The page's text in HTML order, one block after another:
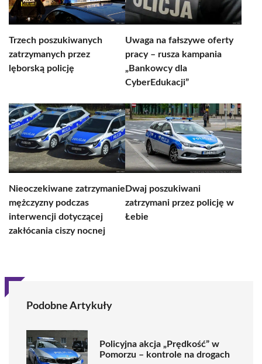
Trzech poszukiwanych
zatrzymanych przez
lęborską policję
Uwaga na fałszywe oferty
pracy – rusza kampania
„Bankowcy dla
CyberEdukacji”
Nieoczekiwane zatrzymanie
mężczyzny podczas
interwencji dotyczącej
zakłócania ciszy nocnej
Dwaj poszukiwani
zatrzymani przez policję w
Łebie
Podobne Artykuły
Policyjna akcja „Prędkość” w
Pomorzu – kontrole na drogach